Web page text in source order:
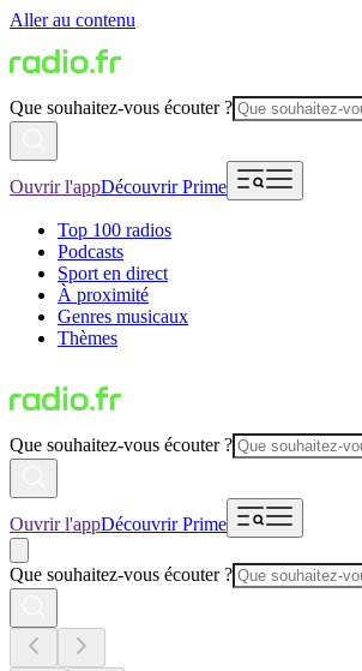
Aller au contenu
Que souhaitez-vous écouter ?
Ouvrir l'appDécouvrir Prime
Top 100 radios
Podcasts
Sport en direct
À proximité
Genres musicaux
Thèmes
Que souhaitez-vous écouter ?
Ouvrir l'appDécouvrir Prime
Que souhaitez-vous écouter ?